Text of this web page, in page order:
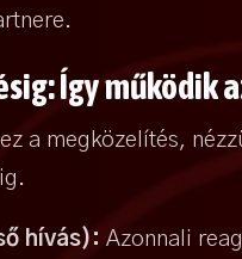
Így működik
a megközelítés,
hívás): Azonnali